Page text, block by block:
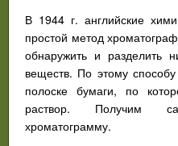
В 1944 г. английские
простой метод
обнаружить и разделить
веществ. По этому
полоске бумаги, по
раствор. Получим
хроматограмму.